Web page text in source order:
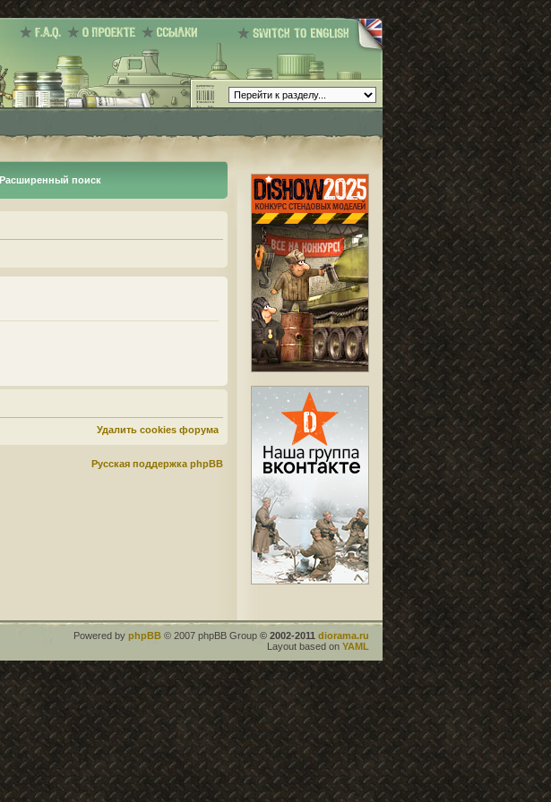
Расширенный поиск
Удалить cookies форума
Русская поддержка phpBB
Powered by phpBB © 2007 phpBB Group © 2002-2011 diorama.ru
Layout based on YAML